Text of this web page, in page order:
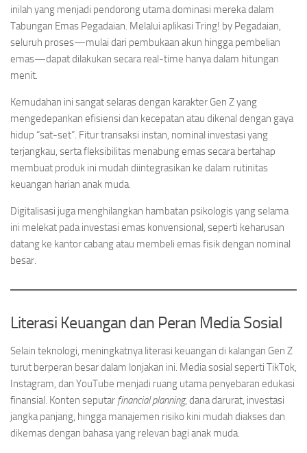
inilah yang menjadi pendorong utama dominasi mereka dalam
Tabungan Emas Pegadaian. Melalui aplikasi Tring! by Pegadaian,
seluruh proses—mulai dari pembukaan akun hingga pembelian
emas—dapat dilakukan secara real-time hanya dalam hitungan
menit.
Kemudahan ini sangat selaras dengan karakter Gen Z yang
mengedepankan efisiensi dan kecepatan atau dikenal dengan gaya
hidup “sat-set”. Fitur transaksi instan, nominal investasi yang
terjangkau, serta fleksibilitas menabung emas secara bertahap
membuat produk ini mudah diintegrasikan ke dalam rutinitas
keuangan harian anak muda.
Digitalisasi juga menghilangkan hambatan psikologis yang selama
ini melekat pada investasi emas konvensional, seperti keharusan
datang ke kantor cabang atau membeli emas fisik dengan nominal
besar.
Literasi Keuangan dan Peran Media Sosial
Selain teknologi, meningkatnya literasi keuangan di kalangan Gen Z
turut berperan besar dalam lonjakan ini. Media sosial seperti TikTok,
Instagram, dan YouTube menjadi ruang utama penyebaran edukasi
finansial. Konten seputar financial planning, dana darurat, investasi
jangka panjang, hingga manajemen risiko kini mudah diakses dan
dikemas dengan bahasa yang relevan bagi anak muda.